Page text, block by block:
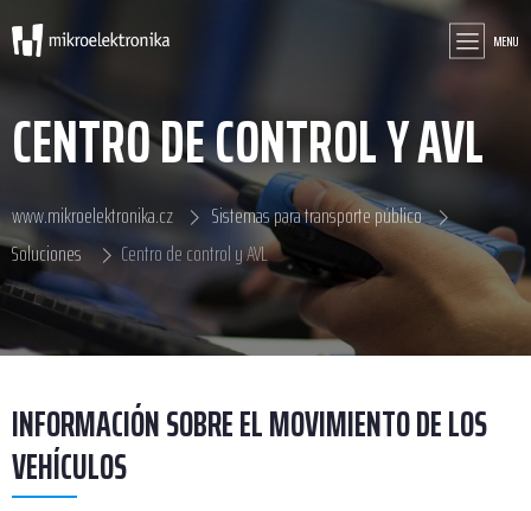
MENU
CENTRO DE CONTROL Y AVL
www.mikroelektronika.cz
Sistemas para transporte público
Soluciones
Centro de control y AVL
INFORMACIÓN SOBRE EL MOVIMIENTO DE LOS
VEHÍCULOS